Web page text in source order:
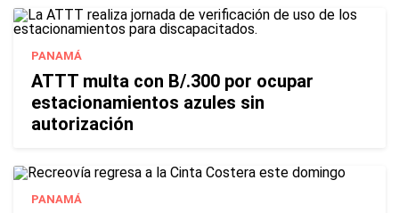
PANAMÁ
ATTT multa con B/.300 por ocupar
estacionamientos azules sin
autorización
PANAMÁ